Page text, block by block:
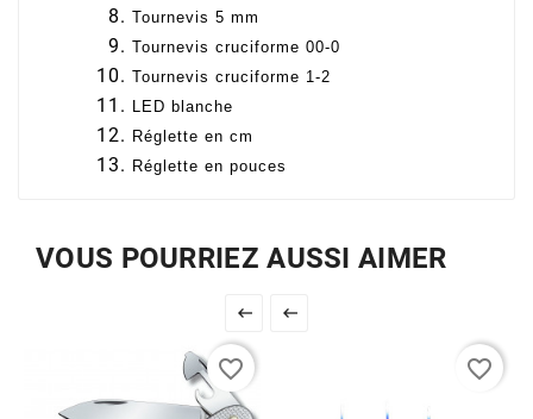
Tournevis 5 mm
Tournevis cruciforme 00-0
Tournevis cruciforme 1-2
LED blanche
Réglette en cm
Réglette en pouces
VOUS POURRIEZ AUSSI AIMER
 
favorite_border favorite_border